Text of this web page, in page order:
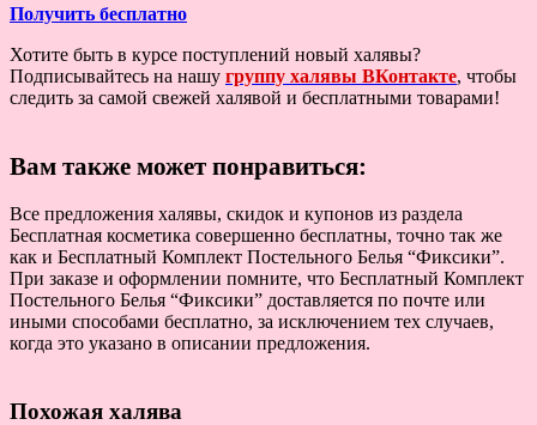
Получить бесплатно
Хотите быть в курсе поступлений новый халявы?
Подписывайтесь на нашу группу халявы ВКонтакте, чтобы
следить за самой свежей халявой и бесплатными товарами!
Вам также может понравиться:
Все предложения халявы, скидок и купонов из раздела
Бесплатная косметика совершенно бесплатны, точно так же
как и Бесплатный Комплект Постельного Белья “Фиксики”.
При заказе и оформлении помните, что Бесплатный Комплект
Постельного Белья “Фиксики” доставляется по почте или
иными способами бесплатно, за исключением тех случаев,
когда это указано в описании предложения.
Похожая халява